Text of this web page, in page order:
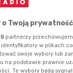
macierzyństwie
Bosacką.
o Twoją prywatność
5 partnerzy
w plikach
swoje wybory lub
na podstawie prawnie
Te wybory będą